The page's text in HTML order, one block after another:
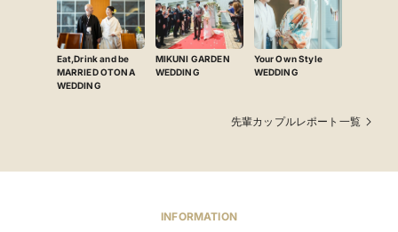
Eat,Drink and be
MARRIED OTONA
WEDDING
MIKUNI GARDEN
WEDDING
Your Own Style
WEDDING
先輩カップルレポート一覧
INFORMATION